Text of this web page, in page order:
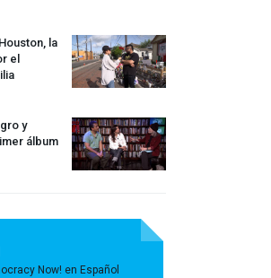
la
el
y
álbum
Now! en Español